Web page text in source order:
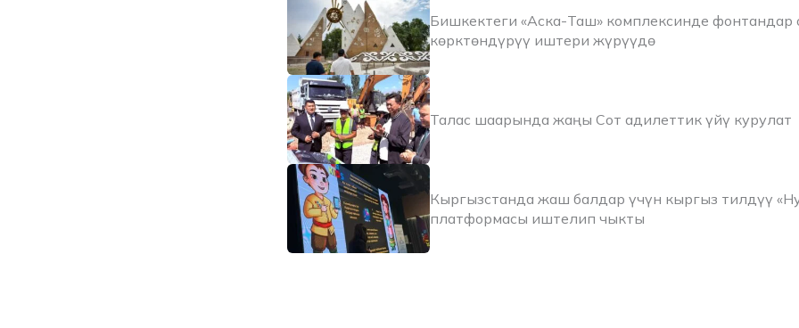
Бишкектеги «Аска-Таш» комплексинде фонтандар
көрктөндүрүү иштери жүрүүдө
Талас шаарында жаңы Сот адилеттик үйү курулат
Кыргызстанда жаш балдар үчүн кыргыз тилдүү
платформасы иштелип чыкты